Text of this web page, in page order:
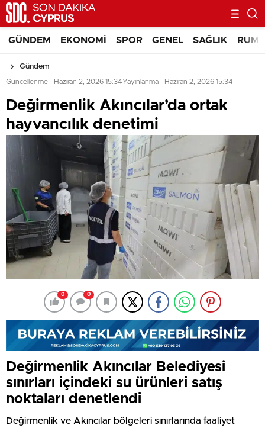
GÜNDEM EKONOMI SPOR GENEL SAĞLIK RUM
Gündem
Güncellenme - Haziran 2, 2026 15:34Yayınlanma - Haziran 2, 2026 15:34
Değirmenlik Akıncılar’da ortak
hayvancılık denetimi
0 0
Değirmenlik Akıncılar Belediyesi
sınırları içindeki su ürünleri satış
noktaları denetlendi
Değirmenlik ve Akıncılar bölgeleri sınırlarında faaliyet